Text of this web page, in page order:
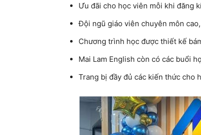
Ưu đãi cho học viên mỗi khi đăng
Đội ngũ giáo viên chuyên môn
Chương trình học được thiết kế
Mai Lam English còn có các buổi
Trang bị đầy đủ các kiến thức cho